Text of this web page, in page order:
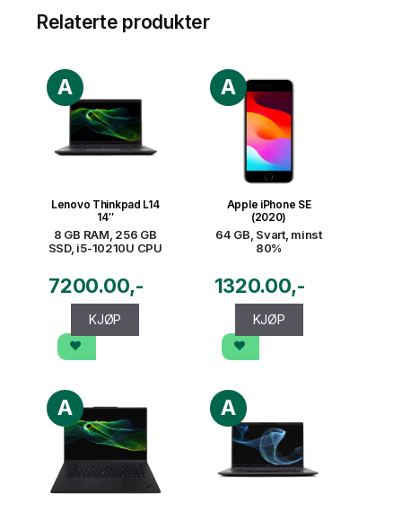
Relaterte produkter
A
Lenovo Thinkpad L14
14″
8 GB RAM, 256 GB
SSD, i5-10210U CPU
7200.00
KJØP
A
Apple iPhone SE
(2020)
64 GB, Svart, minst
80%
1320.00
KJØP
A A